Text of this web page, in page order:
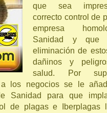
que sea
correcto control de
empresa
Sanidad y que
eliminación de
dañinos y
salud. Por
a los negocios se le
Sanidad para que
de plagas e Iberplagas